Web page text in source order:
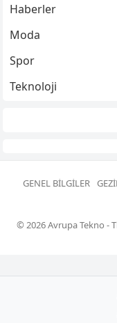
Haberler
Moda
Spor
Teknoloji
GENEL BILGILER
© 2026Avrupa Tekno -